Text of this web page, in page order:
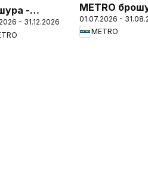
-
- 31.12.2026
METRO
- Цени на
01.07.2026 -
METRO